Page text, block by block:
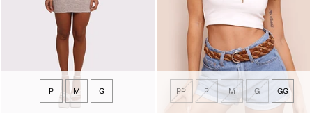
P M G PP P M G GG